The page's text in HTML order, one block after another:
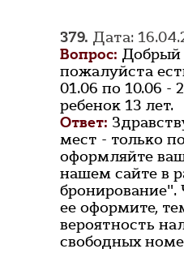
379. Дата:
Вопрос: Добрый
пожалуйста
01.06 по 10.06 -
ребенок 13 лет.
Ответ:
мест - только
оформляйте
нашем сайте в
ее оформите,
вероятность
свободных